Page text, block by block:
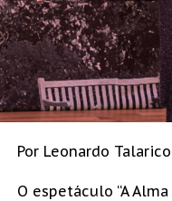
Por Leonardo
O espetáculo “A